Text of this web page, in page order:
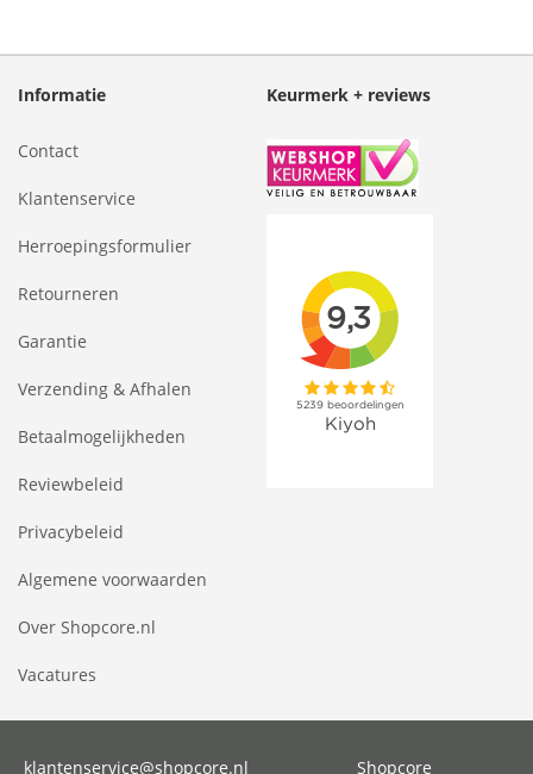
Informatie
Contact
Klantenservice
Herroepingsformulier
Retourneren
Garantie
Verzending & Afhalen
Betaalmogelijkheden
Reviewbeleid
Privacybeleid
Algemene voorwaarden
Over Shopcore.nl
Vacatures
Keurmerk + reviews
klantenservice@shopcore.nl Shopcore